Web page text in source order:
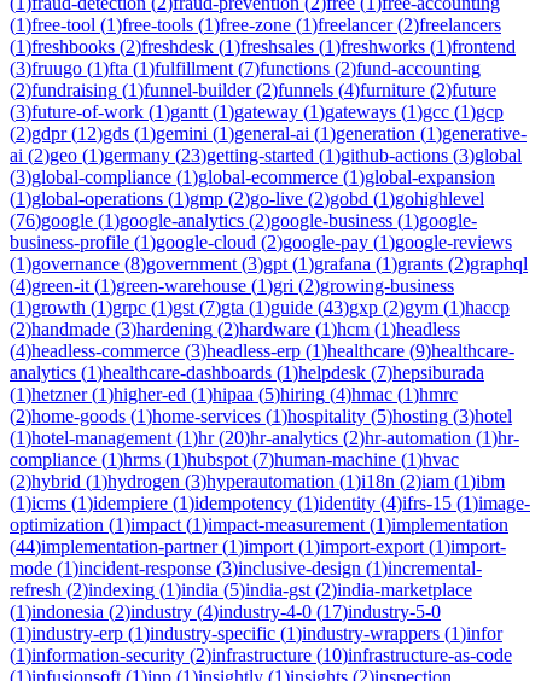
(1)free-tool (1)free-tools (1)free-zone (1)freelancer(2)freelancers
(1)freshbooks (2)freshdesk (1)freshsales (1)freshworks (1)frontend
(3)fruugo (1)fta (1)fulfillment (7)functions (2)fund-accounting
(2)fundraising (1)funnel-builder(2)funnels (4)furniture (2)future
(3)future-of-work (1)gantt (1)gateway (1)gateways (1)gcc (1)gcp
(2)gdpr(12)gds (1)gemini (1)general-ai (1)generation (1)generative-
ai (2)geo (1)germany (23)getting-started (1)github-actions (3)global
(3)global-compliance (1)global-ecommerce (1)global-expansion
(1)global-operations (1)gmp (2)go-live (2)gobd (1)gohighlevel
(76)google (1)google-analytics (2)google-business (1)google-
business-profile (1)google-cloud (2)google-pay (1)google-reviews
(1)governance (8)government (3)gpt (1)grafana (1)grants (2)graphql
(4)green-it (1)green-warehouse (1)gri (2)growing-business
(1)growth (1)grpc (1)gst (7)gta (1)guide (43)gxp (2)gym (1)haccp
(2)handmade (3)hardening (2)hardware (1)hcm (1)headless
(4)headless-commerce (3)headless-erp (1)healthcare (9)healthcare-
analytics (1)healthcare-dashboards (1)helpdesk (7)hepsiburada
(1)hetzner(1)higher-ed (1)hipaa (5)hiring (4)hmac (1)hmrc
(2)home-goods (1)home-services (1)hospitality (5)hosting (3)hotel
(1)hotel-management (1)hr(20)hr-analytics (2)hr-automation (1)hr-
compliance (1)hrms (1)hubspot (7)human-machine (1)hvac
(2)hybrid (1)hydrogen (3)hyperautomation (1)i18n (2)iam (1)ibm
(1)icms (1)idempiere (1)idempotency (1)identity (4)ifrs-15 (1)image-
optimization (1)impact (1)impact-measurement (1)implementation
(44)implementation-partner(1)import (1)import-export (1)import-
mode (1)incident-response (3)inclusive-design (1)incremental-
refresh (2)indexing (1)india (5)india-gst (2)india-marketplace
(1)indonesia (2)industry (4)industry-4-0 (17)industry-5-0
(1)industry-erp (1)industry-specific (1)industry-wrappers (1)infor
(1)information-security (2)infrastructure (10)infrastructure-as-code
(1)infusionsoft (1)inp (1)insightly (1)insights (2)inspection